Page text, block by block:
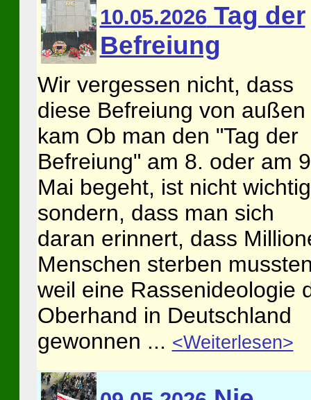
10.05.2026 Tag der
Befreiung
Wir vergessen nicht, dass
diese Befreiung von außen
kam Ob man den "Tag der
Befreiung" am 8. oder am
Mai begeht, ist nicht
sondern, dass man sich
daran erinnert, dass
Menschen sterben
weil eine Rassenideologie
Oberhand in Deutschland
gewonnen ... <Weiterlesen>